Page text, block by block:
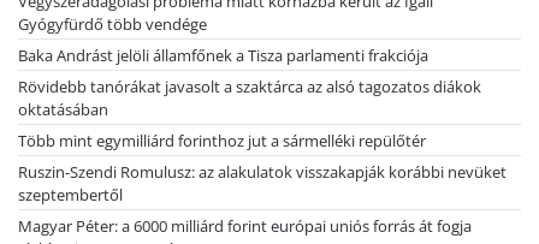
Gyógyfürdő több vendége
Baka Andrást jelöli államfőnek a Tisza parlamenti frakciója
Rövidebb tanórákat javasolt a szaktárca az alsó tagozatos diákok
oktatásában
Több mint egymilliárd forinthoz jut a sármelléki repülőtér
Ruszin-Szendi Romulusz: az alakulatok visszakapják korábbi nevüket
szeptembertől
Magyar Péter: a 6000 milliárd forint európai uniós forrás át fogja